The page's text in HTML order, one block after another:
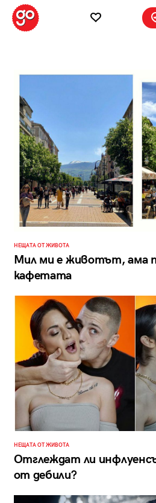
НЕЩАТА ОТ ЖИВОТА
Мил ми е животът, ама
кафетата
НЕЩАТА ОТ ЖИВОТА
Отглеждат ли
от дебили?